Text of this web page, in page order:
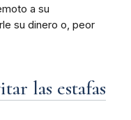
a su
su dinero o, peor
las estafas